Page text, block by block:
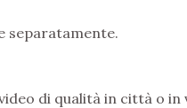
separatamente.
di qualità in città o in